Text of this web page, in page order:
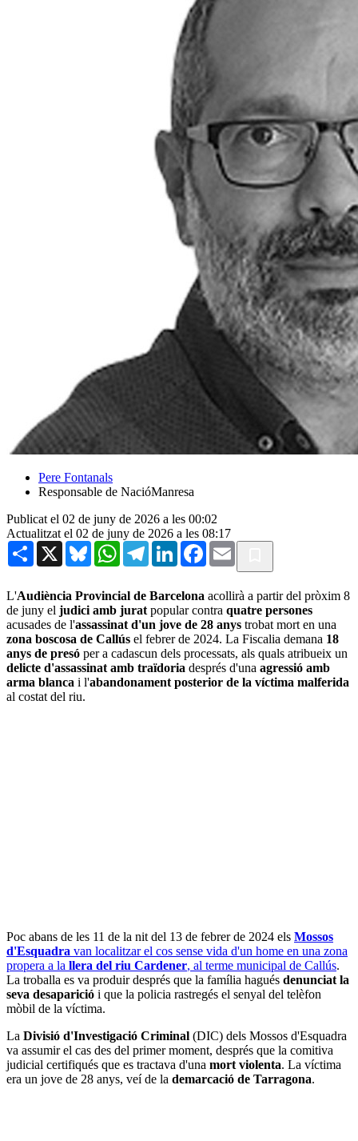
Pere Fontanals
Responsable de NacióManresa
Publicat el 02 de juny de 2026 a les 00:02
Actualitzat el 02 de juny de 2026 a les 08:17
Share X BlueskyWhatsAppTelegramLinkedInFacebook
Email
L'Audiència Provincial de Barcelona acollirà a partir del pròxim 8
de juny el judici amb jurat popular contra quatre persones
acusades de l'assassinat d'un jove de 28 anys trobat mort en una
zona boscosa de Callús el febrer de 2024. La Fiscalia demana 18
anys de presó per a cadascun dels processats, als quals atribueix un
delicte d'assassinat amb traïdoria després d'una agressió amb
arma blanca i l'abandonament posterior de la víctima malferida
al costat del riu.
Poc abans de les 11 de la nit del 13 de febrer de 2024 els Mossos
d'Esquadra van localitzar el cos sense vida d'un home en una zona
propera a la llera del riu Cardener, al terme municipal de Callús.
La troballa es va produir després que la família hagués denunciat la
seva desaparició i que la policia rastregés el senyal del telèfon
mòbil de la víctima.
La Divisió d'Investigació Criminal (DIC) dels Mossos d'Esquadra
va assumir el cas des del primer moment, després que la comitiva
judicial certifiqués que es tractava d'una mort violenta. La víctima
era un jove de 28 anys, veí de la demarcació de Tarragona.